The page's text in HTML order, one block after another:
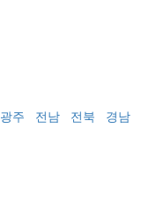
광주 전남 전북 경남